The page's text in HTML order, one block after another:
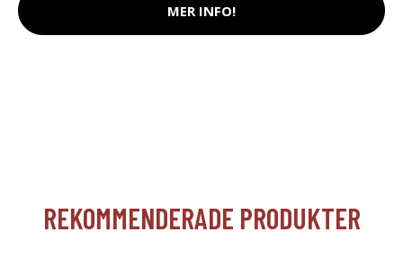
MER INFO!
REKOMMENDERADE PRODUKTER